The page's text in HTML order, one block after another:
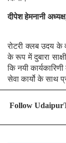
दीपेश हेमनानी
रोटरी क्लब उदय के
के रूप में दुबारा
कि नयी
सेवा कार्यो के साथ
Follow